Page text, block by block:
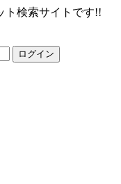
ト検索サイトです!!
ログイン